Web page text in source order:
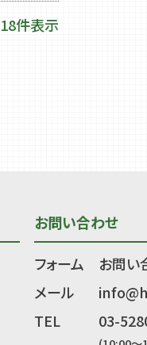
18件表示
お問い合わせ
フォーム
お問い
メール
TEL
03-